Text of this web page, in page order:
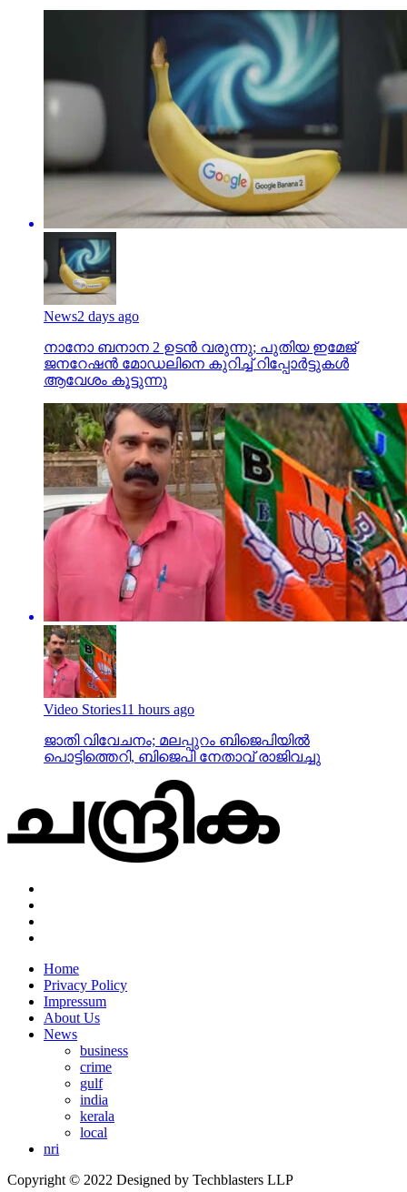
News2 days ago
നാനോ ബനാന 2 ഉടന്‍ വരുന്നു; പുതിയ ഇമേജ്
ജനറേഷന്‍ മോഡലിനെ കുറിച്ച് റിപ്പോര്‍ട്ടുകള്‍
ആവേശം കൂട്ടുന്നു
Video Stories11 hours ago
ജാതി വിവേചനം; മലപ്പുറം ബിജെപിയില്‍
പൊട്ടിത്തെറി, ബിജെപി നേതാവ് രാജിവച്ചു
Home
Privacy Policy
Impressum
About Us
News
business
crime
gulf
india
kerala
local
nri
Copyright © 2022 Designed by Techblasters LLP